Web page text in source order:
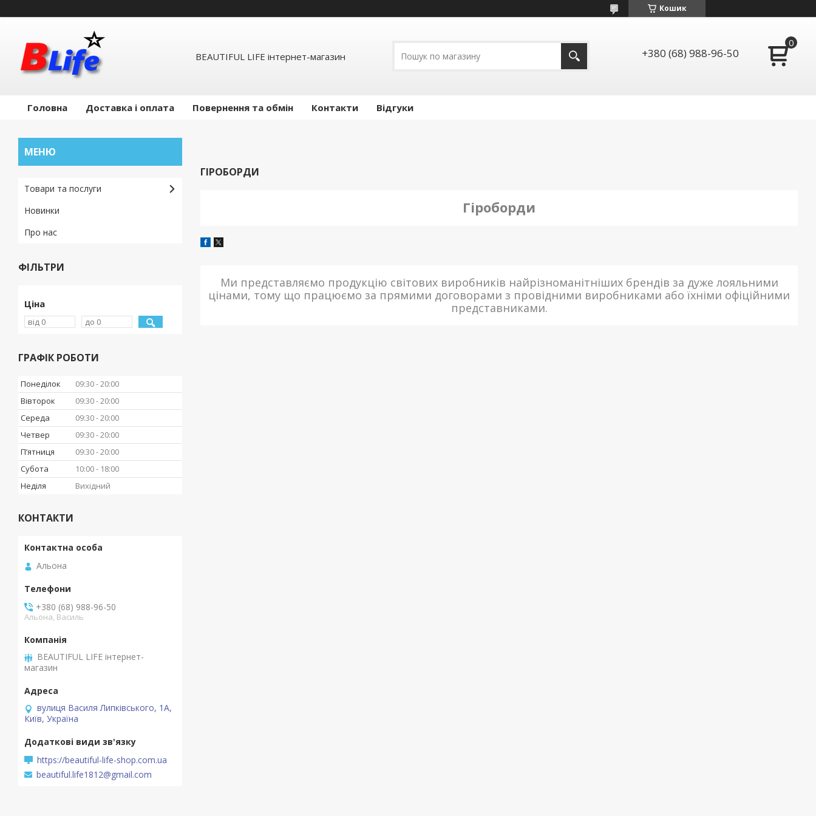
Кошик
BEAUTIFUL LIFE інтернет-магазин +380 (68) 988-96-50
Головна Доставка і оплата Повернення та обмін Контакти Відгуки
ГІРОБОРДИ
Гіроборди
Ми представляємо продукцію світових виробників найрізноманітніших брендів за дуже лояльними
цінами, тому що працюємо за прямими договорами з провідними виробниками або їхніми офіційними
представниками.
Товари та послуги
Новинки
Про нас
ФІЛЬТРИ
Ціна
ГРАФІК РОБОТИ
Понеділок 09:30 20:00
Вівторок
09:30 20:00
Середа
09:30 20:00
Четвер
09:30 20:00
Пʼятниця
09:30 20:00
Субота
10:00
18:00
Неділя
Вихідний
КОНТАКТИ
Альона
+380 (68) 988-96-50
Альона, Василь
BEAUTIFUL LIFE інтернет-
магазин
вулиця Василя Липківського, 1А,
Київ, Україна
https://beautiful-life-shop.com.ua
beautiful.life1812@gmail.com